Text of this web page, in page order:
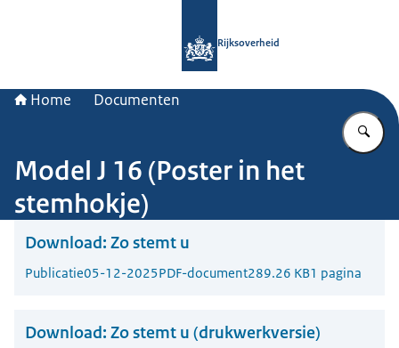
Rijksoverheid
Home Documenten
Model J 16 (Poster in het
stemhokje)
Download: Zo stemt u
Publicatie05-12-2025PDF-document289.26 KB1 pagina
Download: Zo stemt u (drukwerkversie)